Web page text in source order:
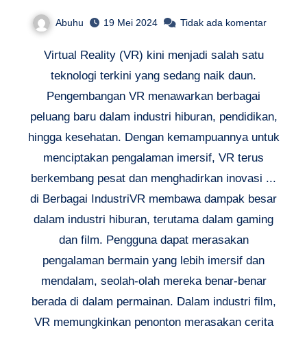
Abuhu 19 Mei 2024 Tidak ada komentar
Virtual Reality (VR) kini menjadi salah satu
teknologi terkini yang sedang naik daun.
Pengembangan VR menawarkan berbagai
peluang baru dalam industri hiburan, pendidikan,
hingga kesehatan. Dengan kemampuannya untuk
menciptakan pengalaman imersif, VR terus
berkembang pesat dan menghadirkan inovasi ...
di Berbagai IndustriVR membawa dampak besar
dalam industri hiburan, terutama dalam gaming
dan film. Pengguna dapat merasakan
pengalaman bermain yang lebih imersif dan
mendalam, seolah-olah mereka benar-benar
berada di dalam permainan. Dalam industri film,
VR memungkinkan penonton merasakan cerita